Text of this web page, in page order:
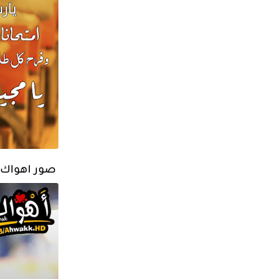
صور اهواك 2017 اجمل صور بوستات متنوعة للفيس بوك